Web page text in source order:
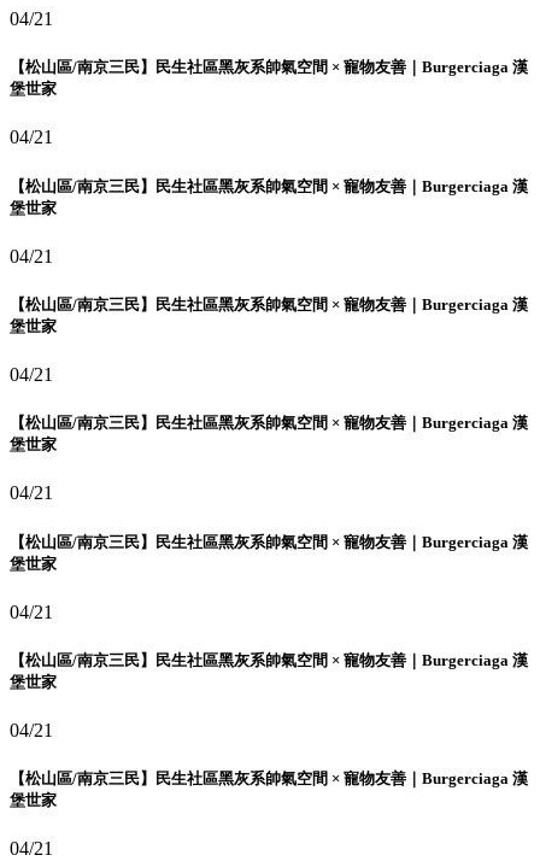
04/21
【松山區/南京三民】民生社區黑灰系帥氣空間 × 寵物友善｜Burgerciaga 漢
堡世家
04/21
【松山區/南京三民】民生社區黑灰系帥氣空間 × 寵物友善｜Burgerciaga 漢
堡世家
04/21
【松山區/南京三民】民生社區黑灰系帥氣空間 × 寵物友善｜Burgerciaga 漢
堡世家
04/21
【松山區/南京三民】民生社區黑灰系帥氣空間 × 寵物友善｜Burgerciaga 漢
堡世家
04/21
【松山區/南京三民】民生社區黑灰系帥氣空間 × 寵物友善｜Burgerciaga 漢
堡世家
04/21
【松山區/南京三民】民生社區黑灰系帥氣空間 × 寵物友善｜Burgerciaga 漢
堡世家
04/21
【松山區/南京三民】民生社區黑灰系帥氣空間 × 寵物友善｜Burgerciaga 漢
堡世家
04/21